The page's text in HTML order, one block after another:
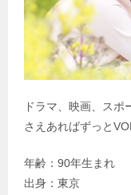
ドラマ、映画、スポ
さえあればずっと
年齢：90年生まれ
出身：東京